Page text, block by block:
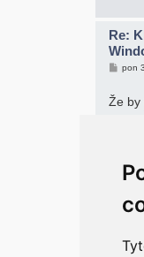
Re:
P
s
p
pon
Že by
Re:
p
pon